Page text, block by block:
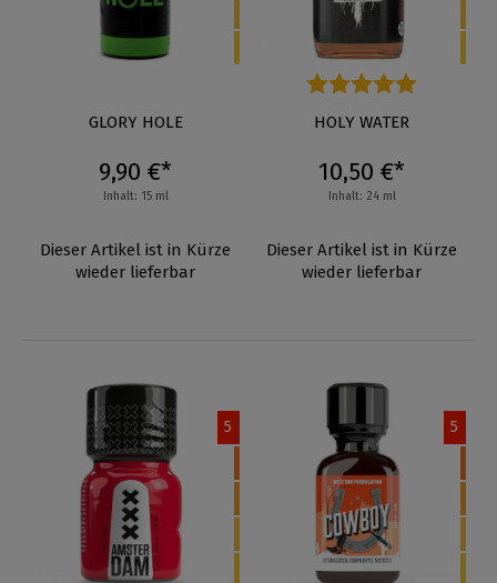
GLORY HOLE
9,90 €*
Inhalt: 15 ml
Dieser Artikel ist in Kürze
wieder lieferbar
Durchschnittliche
HOLY WATER
10,50 €*
Inhalt: 24 ml
Dieser Artikel ist in Kürze
wieder lieferbar
5 5